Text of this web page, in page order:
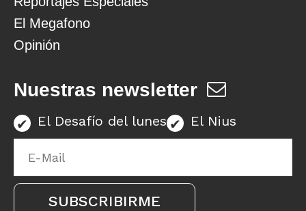
El Megafono
Opinión
Nuestras newsletter
El Desafío del lunes El Nius